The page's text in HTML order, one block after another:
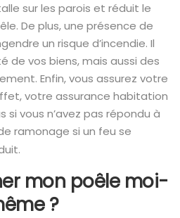
sur les parois et réduit le
De plus, une présence de
un risque d’incendie. Il
de vos biens, mais aussi des
Enfin, vous assurez votre
votre assurance habitation
si vous n’avez pas répondu à
ramonage si un feu se
mon poêle moi-
?